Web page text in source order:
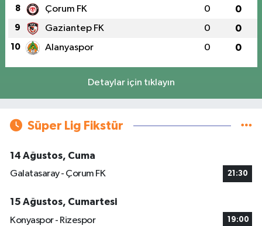
8 Çorum FK 0 0
9 Gaziantep FK 0 0
10 Alanyaspor 0 0
Detaylar için tıklayın
Süper Lig Fikstür
14 Ağustos, Cuma
Galatasaray - Çorum FK
21:30
15 Ağustos, Cumartesi
Konyaspor - Rizespor
19:00